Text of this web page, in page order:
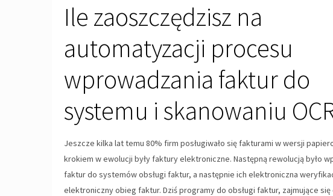
Ile zaoszczędzisz na
automatyzacji procesu
wprowadzania faktur do
systemu i skanowaniu
Jeszcze kilka lat temu 80% firm posługiwało się fakturami w wersji
krokiem w ewolucji były faktury elektroniczne. Następną rewolucją było
faktur do systemów obsługi faktur, a następnie ich elektroniczna
elektroniczny obieg faktur. Dziś programy do obsługi faktur, zajmujące się